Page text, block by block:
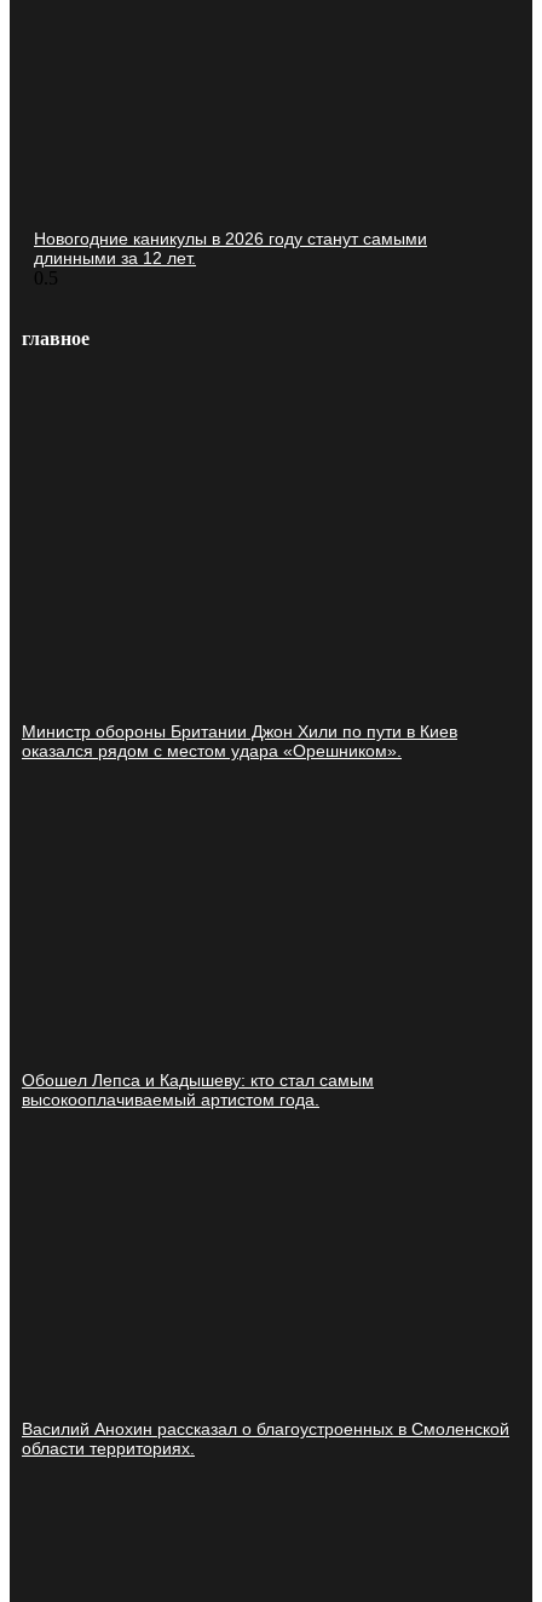
Новогодние каникулы в 2026 году станут самыми
длинными за 12 лет.
главное
Министр обороны Британии Джон Хили по пути в Киев
оказался рядом с местом удара «Орешником».
Обошел Лепса и Кадышеву: кто стал самым
высокооплачиваемый артистом года.
Василий Анохин рассказал о благоустроенных в Смоленской
области территориях.